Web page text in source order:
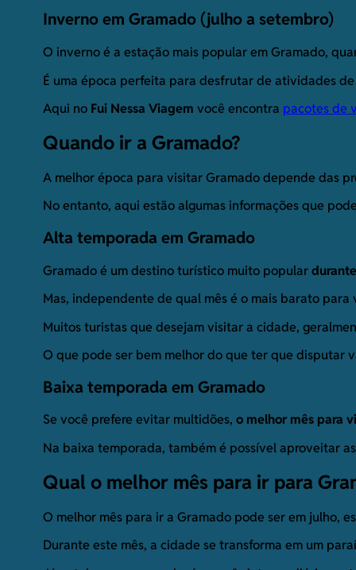
Inverno em Gramado (julho a setembro)
O inverno é a estação mais popular em Gramado,
É uma época perfeita para desfrutar de atividades
Aqui no Fui Nessa Viagem você encontra pacotes de
Quando ir a Gramado?
A melhor época para visitar Gramado depende das
No entanto, aqui estão algumas informações que
Alta temporada em Gramado
Gramado é um destino turístico muito popular
Mas, independente de qual mês é o mais barato
Muitos turistas que desejam visitar a cidade,
O que pode ser bem melhor do que ter que disputar
Baixa temporada em Gramado
Se você prefere evitar multidões, o melhor mês para
Na baixa temporada, também é possível aproveitar
Qual o melhor mês para ir para
O melhor mês para ir a Gramado pode ser em julho,
Durante este mês, a cidade se transforma em um